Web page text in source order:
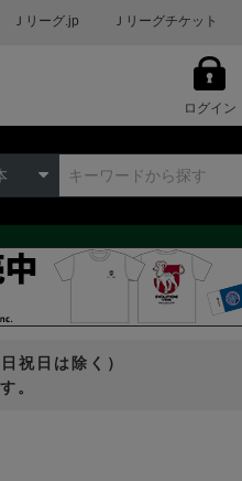
Ｊリーグ.jp Ｊリーグチケット
ログイン
祝日は除く）
。